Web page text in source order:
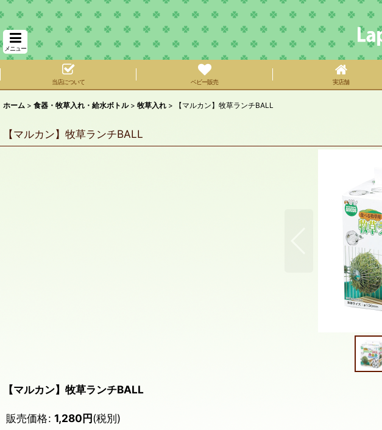
メニュー
当店について ベビー販売 実店舗
ホーム > 食器・牧草入れ・給水ボトル > 牧草入れ > 【マルカン】牧草ランチBALL
【マルカン】牧草ランチBALL
【マルカン】牧草ランチBALL
販売価格: 1,280円(税別)